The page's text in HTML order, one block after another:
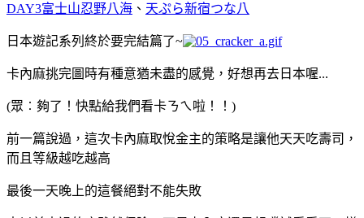
DAY3富士山忍野八海 、 天ぷら新宿つな八
日本遊記系列終於要完結篇了~
卡內麻挑完圖時有種意猶未盡的感覺，好想再去日本喔...
(眾︰夠了！快點給我們看卡ㄋㄟ啦！！ )
前一篇說過，這次卡內麻取悅金主的策略是讓他天天吃壽司，
而且等級越吃越高
最後一天晚上的這餐絕對不能失敗